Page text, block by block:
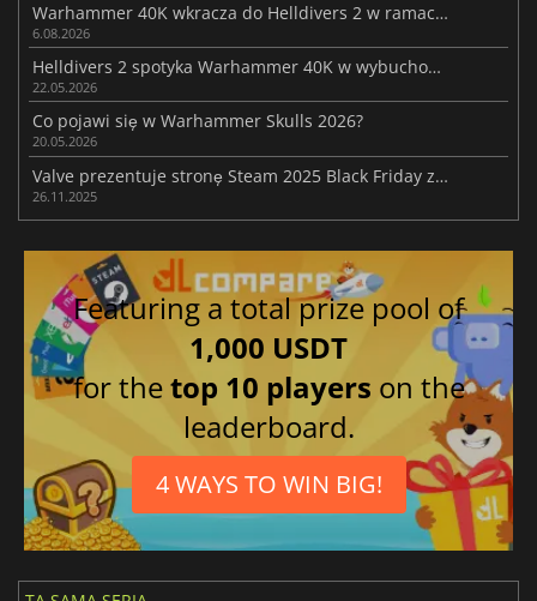
Warhammer 40K wkracza do Helldivers 2 w ramach epickiej nowej współpracy
6.08.2026
Helldivers 2 spotyka Warhammer 40K w wybuchowym wydarzeniu
22.05.2026
Co pojawi się w Warhammer Skulls 2026?
20.05.2026
Valve prezentuje stronę Steam 2025 Black Friday z najlepszymi ofertami
26.11.2025
Featuring a total prize pool of
1,000 USDT
for thetop 10 players on the
leaderboard.
4 WAYS TO WIN BIG!